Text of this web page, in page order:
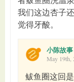
我们这边杏子
觉得牙酸。
小陈故事
May 19th,
鲅鱼圈这回